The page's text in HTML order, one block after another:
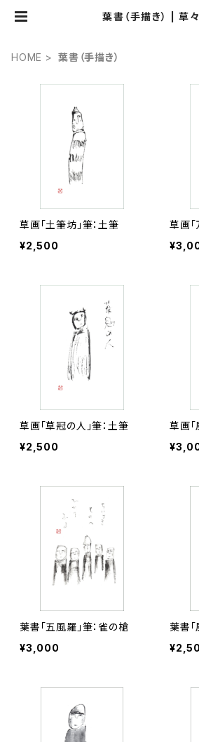
葉書（手描き） | 草
HOME 葉書（手描き）
草画「土筆坊」筆：土筆
¥2,500
草画
草画「草冠の人」筆：土筆
¥2,500
草画「
葉書「五風羅」筆：雀の槍
¥3,000
葉書「